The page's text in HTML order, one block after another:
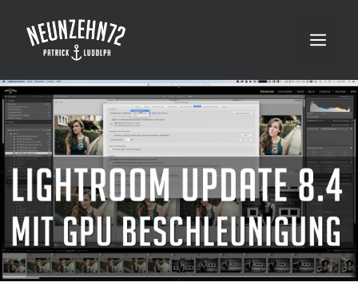
Inhalt
springen
Menü